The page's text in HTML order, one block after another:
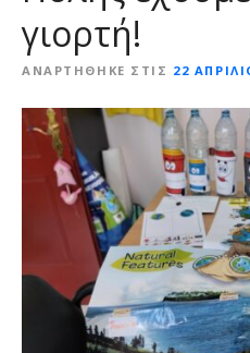
γιορτή!
ΑΝΑΡΤΉΘΗΚΕ ΣΤΙΣ 22